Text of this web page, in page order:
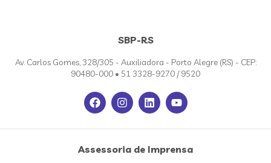
SBP-RS
Av. Carlos Gomes, 328/305 - Auxiliadora - Porto Alegre (RS) - CEP:
90480-000 • 51 3328-9270 / 9520
Assessoria de Imprensa